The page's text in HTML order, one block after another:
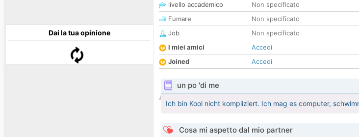
Dai la tua opinione
livello accademico
Non specificato
Fumare
Non specificato
Job
Non specificato
I miei amici
Accedi
Joined
Accedi
un po 'di me
Ich bin Kool nicht kompliziert. Ich mag es computer,
Cosa mi aspetto dal mio partner